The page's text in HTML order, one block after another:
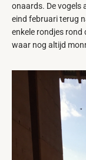
onaards. De vogels
eind februari terug
enkele rondjes rond
waar nog altijd